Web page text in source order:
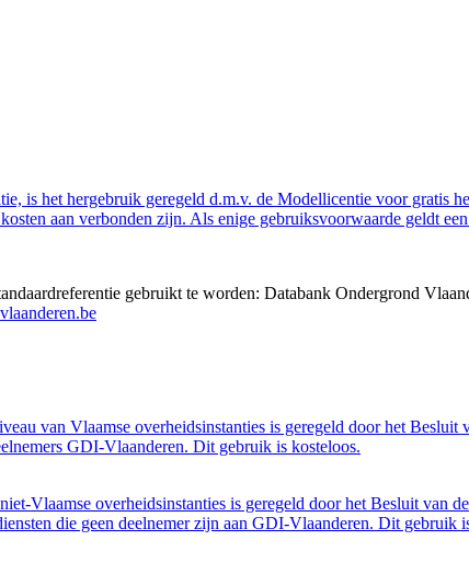
is het hergebruik geregeld d.m.v. de Modellicentie voor gratis
aan verbonden zijn. Als enige gebruiksvoorwaarde geldt
gebruikt te worden: Databank Ondergrond
van Vlaamse overheidsinstanties is geregeld door het Besluit
GDI-Vlaanderen. Dit gebruik is kosteloos.
Vlaamse overheidsinstanties is geregeld door het Besluit van
die geen deelnemer zijn aan GDI-Vlaanderen. Dit gebruik